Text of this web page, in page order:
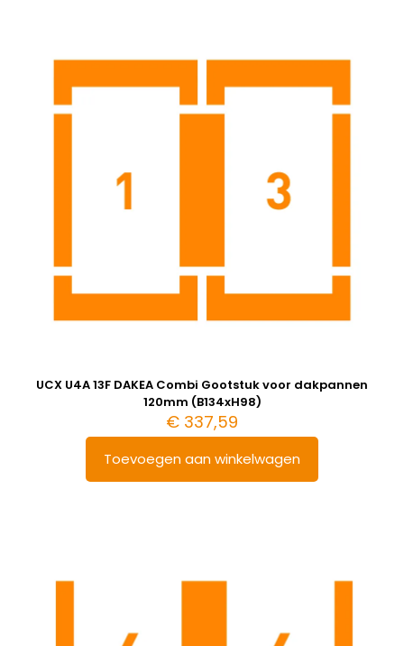
UCX U4A 13F DAKEA Combi Gootstuk voor dakpannen
120mm (B134xH98)
€ 337,59
Toevoegen aan winkelwagen